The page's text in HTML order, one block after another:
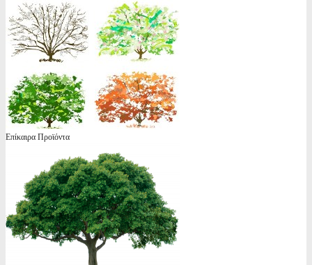
Επίκαιρα Προϊόντα